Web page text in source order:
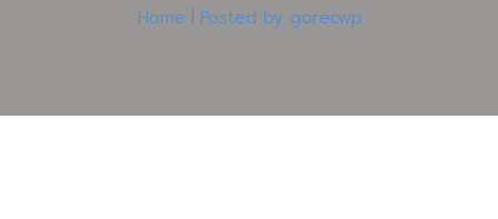
Home Posted by gorecwp